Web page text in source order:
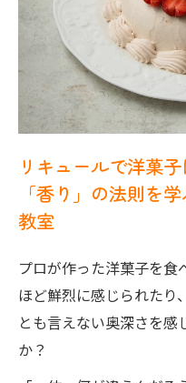
リキュールで洋菓
「香り」の法則を
教室
プロが作った洋菓子を食
ほど鮮烈に感じられたり
とも言えない奥深さを
か？